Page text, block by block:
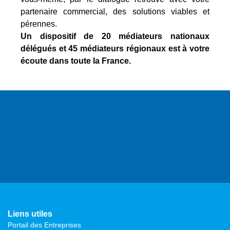
partenaire commercial, des solutions viables et
pérennes.
Un dispositif de 20 médiateurs nationaux
délégués et 45 médiateurs régionaux est à votre
écoute dans toute la France.
Liens utiles
Portail des Entreprises